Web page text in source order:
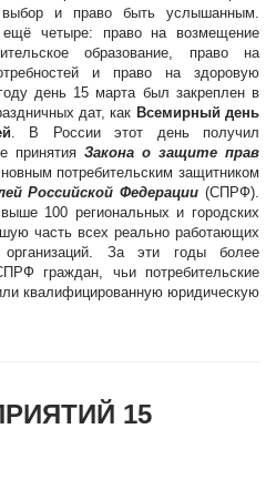
и право быть услышанным.
четыре: право на возмещение
образование, право на
и право на здоровую
день 15 марта был закреплен в
дат, как Всемирный день
. В России этот день получил
принятия Закона о защите прав
потребительским защитником
Российской Федерации (СПРФ).
100 региональных и городских
часть всех реально работающих
организаций. За эти годы более
граждан, чьи потребительские
квалифицированную юридическую
15